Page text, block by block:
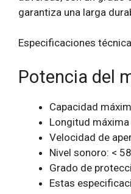
garantiza una larga
Especificaciones
Potencia del
Capacidad
Longitud
Velocidad de
Nivel sonoro: <
Grado de
Estas